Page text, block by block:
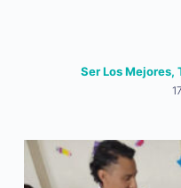
Ser Los Mejores,